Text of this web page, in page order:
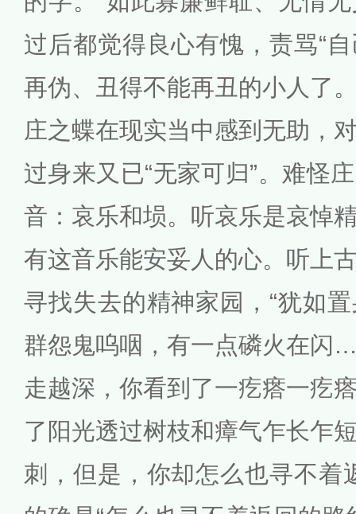
过后都觉得良心有愧，责骂“
再伪、丑得不能再丑的小人了
庄之蝶在现实当中感到无助，
过身来又已“无家可归”。难怪
音：哀乐和埙。听哀乐是哀悼
有这音乐能安妥人的心。听上
寻找失去的精神家园，“犹如
群怨鬼呜咽，有一点磷火在
走越深，你看到了一疙瘩一疙
了阳光透过树枝和瘴气乍长乍
刺，但是，你却怎么也寻不着